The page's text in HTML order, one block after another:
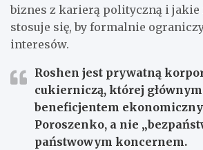
biznes z karierą polityczną i jakie
stosuje się, by formalnie
interesów.
Roshen jest prywatną
cukierniczą, której
beneficjentem
Poroszenko, a nie
państwowym koncernem.